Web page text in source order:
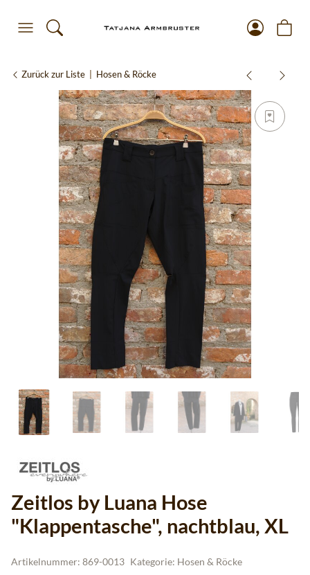
Zurück zur Liste Hosen & Röcke
Zeitlos by Luana Hose
"Klappentasche", nachtblau, XL
Artikelnummer: 869-0013 Kategorie: Hosen & Röcke